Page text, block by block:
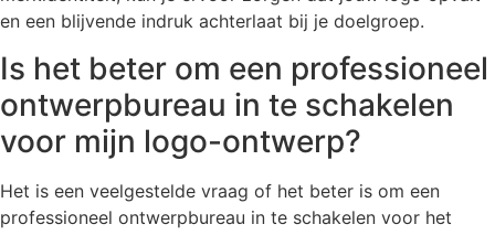
en een blijvende indruk achterlaat bij je doelgroep.
Is het beter om een professioneel
ontwerpbureau in te schakelen
voor mijn logo-ontwerp?
Het is een veelgestelde vraag of het beter is om een
professioneel ontwerpbureau in te schakelen voor het